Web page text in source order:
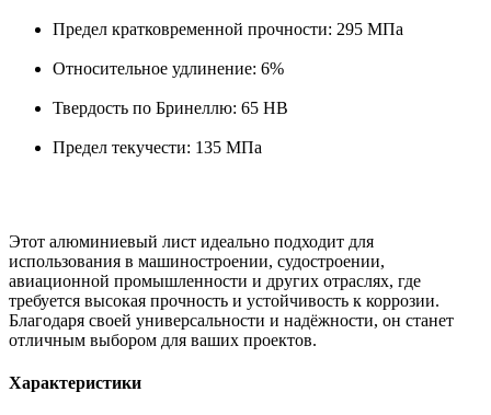
Предел кратковременной прочности: 295 МПа
Относительное удлинение: 6%
Твердость по Бринеллю: 65 HB
Предел текучести: 135 МПа
Этот алюминиевый лист идеально подходит для
использования в машиностроении, судостроении,
авиационной промышленности и других отраслях, где
требуется высокая прочность и устойчивость к коррозии.
Благодаря своей универсальности и надёжности, он станет
отличным выбором для ваших проектов.
Характеристики